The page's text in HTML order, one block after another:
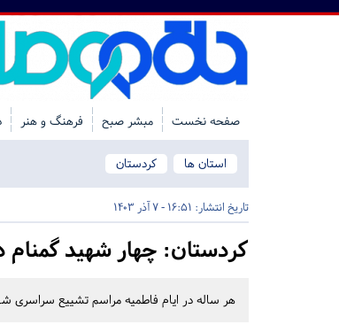
صفحه نخست مبشر صبح فرهنگ و هنر
استان ها کردستان
تاریخ انتشار: 16:51 - 7 آذر 1403
کردستان: چهار شهید
هر ساله در ایام فاطمیه مراسم تشییع سراسری